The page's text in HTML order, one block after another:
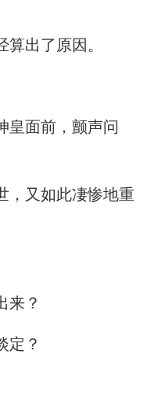
出了原因。
皇面前，颤声问
，又如此凄惨地重
来？
定？